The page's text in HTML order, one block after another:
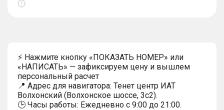
Показать
⚡ Нажмите кнопку «ПОКАЗАТЬ НОМЕР» или
«НАПИСАТЬ» — зафиксируем цену и вышлем
персональный расчет
📍 Адрес для навигатора: Тенет центр ИАТ
Волхонский (Волхонское шоссе, 3с2).
🕒 Часы работы: Ежедневно с 9:00 до 21:00.